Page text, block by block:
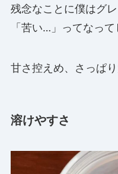
残念なことに僕はグ
「苦い…」ってなって
甘さ控えめ、さっぱり
溶けやすさ